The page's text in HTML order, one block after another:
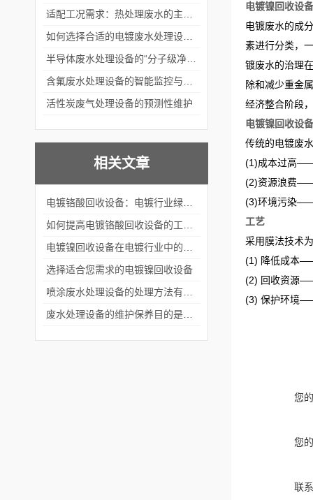
活性炭废气处理设备的预测性维护
相关文章
选择适合您需求的电镀镍回收设备
电镀镍回收设
电镀废水的成
素进行分类，
镀废水的治理
除和减少重金
经济整合阶段
电镀镍回收设
传统的电镀废
(1)成本过高——
(2)资源浪费——
(3)环境污染——
工艺
采用膜法技术
(1) 降低成本
(2) 回收资源
(3) 保护环境
您
您
联